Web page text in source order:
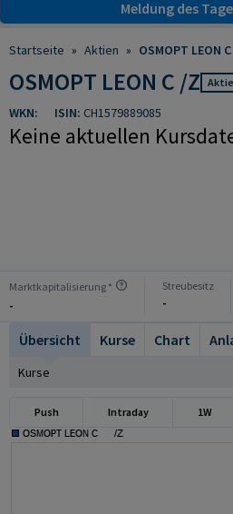
Meldung des
Startseite » Aktien » OSMOPT LEON
OSMOPT LEON C /Z Aktie
WKN: ISIN: CH1579889085
Keine aktuellen
Marktkapitalisierung *
-
Streubesitz
-
Übersicht Kurse Chart
Kurse
Push Intraday 1W